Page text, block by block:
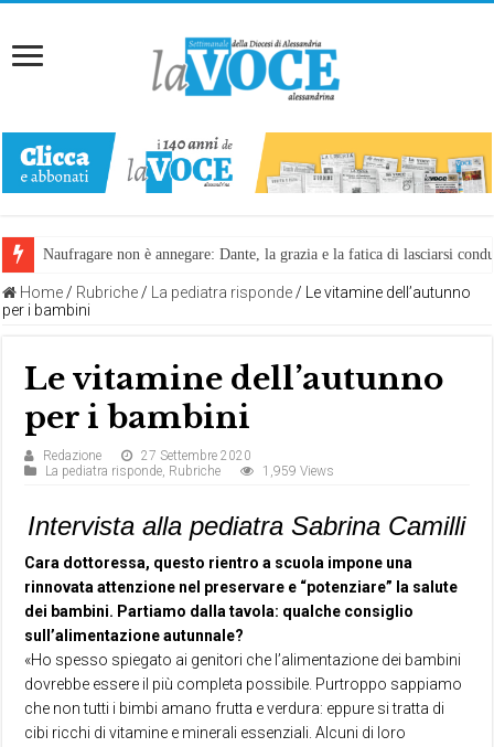
Naufragare non è annegare: Dante, la grazia e la fatica di lasciarsi
Home / Rubriche / La pediatra risponde /
Le vitamine dell’autunno
per i bambini
Le vitamine dell’autunno
per i bambini
Redazione
27 Settembre 2020
La pediatra risponde, Rubriche 1,959 Views
Intervista alla pediatra Sabrina Camilli
Cara dottoressa, questo rientro a scuola impone una
rinnovata attenzione nel preservare e “potenziare” la salute
dei bambini. Partiamo dalla tavola: qualche consiglio
sull’alimentazione autunnale?
«Ho spesso spiegato ai genitori che l’alimentazione dei bambini
dovrebbe essere il più completa possibile. Purtroppo sappiamo
che non tutti i bimbi amano frutta e verdura: eppure si tratta di
cibi ricchi di vitamine e minerali essenziali. Alcuni di loro